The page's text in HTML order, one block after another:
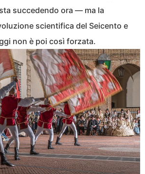
succedendo ora — ma la
scientifica del Seicento e
non è poi così forzata.